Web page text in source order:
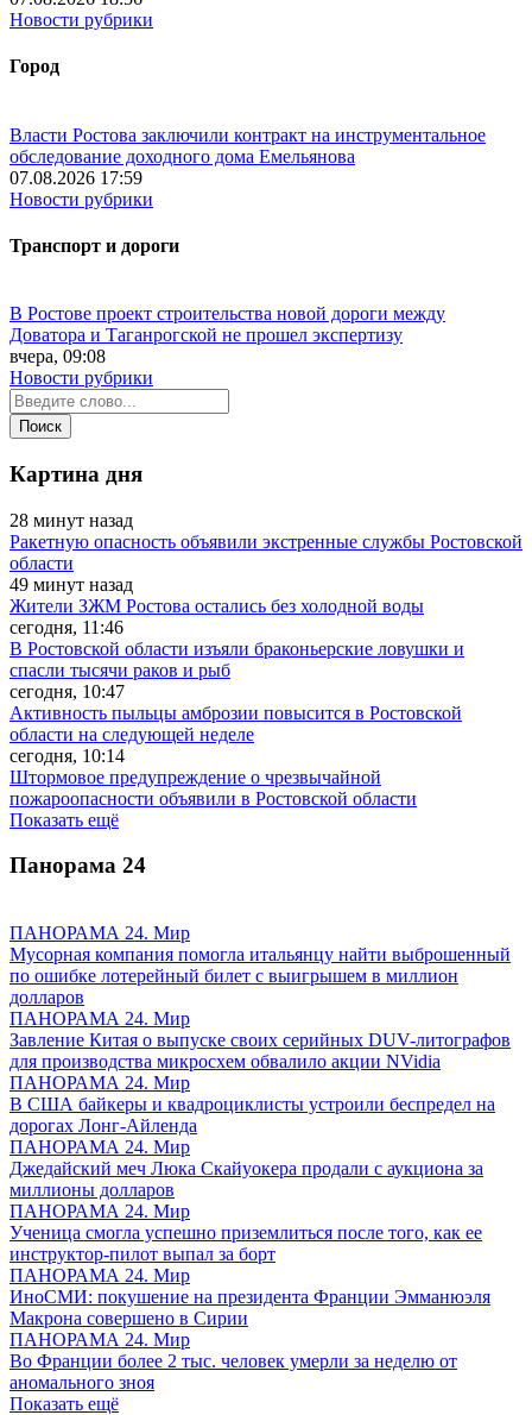
Новости рубрики
Город
Власти Ростова заключили контракт на инструментальное
обследование доходного дома Емельянова
07.08.2026 17:59
Новости рубрики
Транспорт и дороги
В Ростове проект строительства новой дороги между
Доватора и Таганрогской не прошел экспертизу
вчера, 09:08
Новости рубрики
Картина дня
28 минут назад
Ракетную опасность объявили экстренные службы Ростовской
области
49 минут назад
Жители ЗЖМ Ростова остались без холодной воды
сегодня, 11:46
В Ростовской области изъяли браконьерские ловушки и
спасли тысячи раков и рыб
сегодня, 10:47
Активность пыльцы амброзии повысится в Ростовской
области на следующей неделе
сегодня, 10:14
Штормовое предупреждение о чрезвычайной
пожароопасности объявили в Ростовской области
Показать ещё
Панорама 24
ПАНОРАМА 24. Мир
Мусорная компания помогла итальянцу найти выброшенный
по ошибке лотерейный билет с выигрышем в миллион
долларов
ПАНОРАМА 24. Мир
Завление Китая о выпуске своих серийных DUV-литографов
для производства микросхем обвалило акции NVidia
ПАНОРАМА 24. Мир
В США байкеры и квадроциклисты устроили беспредел на
дорогах Лонг-Айленда
ПАНОРАМА 24. Мир
Джедайский меч Люка Скайуокера продали с аукциона за
миллионы долларов
ПАНОРАМА 24. Мир
Ученица смогла успешно приземлиться после того, как ее
инструктор-пилот выпал за борт
ПАНОРАМА 24. Мир
ИноСМИ: покушение на президента Франции Эмманюэля
Макрона совершено в Сирии
ПАНОРАМА 24. Мир
Во Франции более 2 тыс. человек умерли за неделю от
аномального зноя
Показать ещё